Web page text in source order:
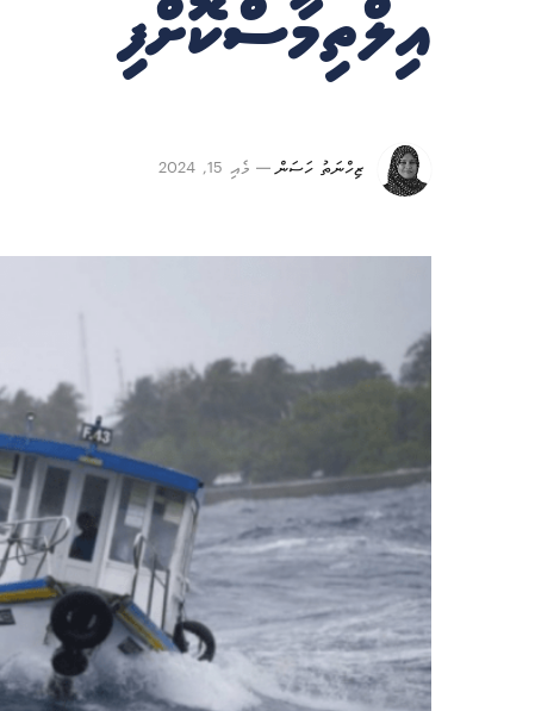
އިލްތިމާސްކޮށްފި
ޒިހްނަތު ހަސަން މެއި 15, 2024